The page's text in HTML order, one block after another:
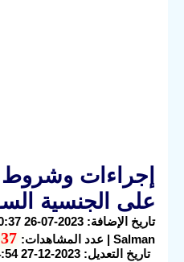
إجراءات وشروط
على الجنسية
Salman | عدد المشاهدات:
تاريخ التعديل: 2023-12-27 03:44:54 | بواسطة: amalassef